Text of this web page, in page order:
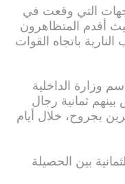
التي وقعت في
أقدم المتظاهرون
باتجاه القوات
وزارة الداخلية
مقتل 104 أشخاص بينهم ثمانية رجال
بجروح، خلال أيام
بين الحصيلة